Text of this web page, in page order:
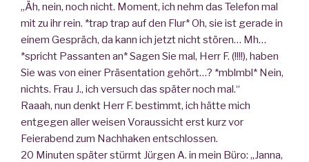
„Äh, nein, noch nicht. Moment, ich nehm das Telefon mal
mit zu ihr rein. *trap trap auf den Flur* Oh, sie ist gerade in
einem Gespräch, da kann ich jetzt nicht stören… Mh…
*spricht Passanten an* Sagen Sie mal, Herr F. (!!!!), haben
Sie was von einer Präsentation gehört…? *mblmbl* Nein,
nichts. Frau J., ich versuch das später noch mal.“
Raaah, nun denkt Herr F. bestimmt, ich hätte mich
entgegen aller weisen Voraussicht erst kurz vor
Feierabend zum Nachhaken entschlossen.
20 Minuten später stürmt Jürgen A. in mein Büro: „Janna,